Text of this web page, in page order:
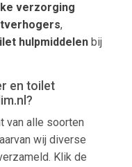
verzorging
,
hulpmiddelen bij
en toilet
van alle soorten
wij diverse
Klik de